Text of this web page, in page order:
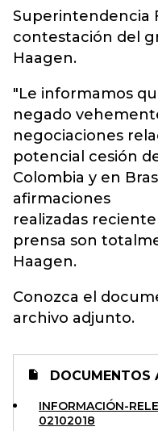
Superintendencia
contestación del
Haagen.
"Le informamos
negado
negociaciones
potencial cesión
Colombia y en
afirmaciones
realizadas
prensa son
Haagen.
Conozca el
archivo adjunto.
DOCUMENTOS
INFORMACIÓN-
02102018